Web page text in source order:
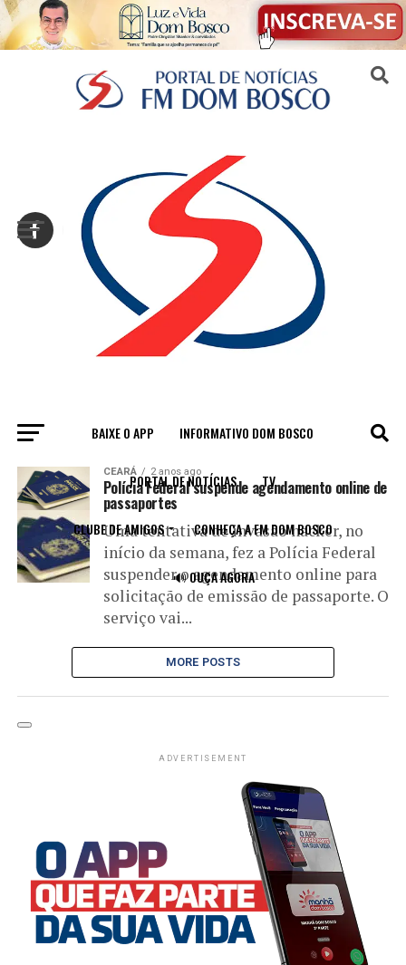
BAIXE O APP INFORMATIVO DOM BOSCO
PORTAL DE NOTÍCIAS TV
CLUBE DE AMIGOS CONHEÇA A FM DOM BOSCO
🔊 OUÇA AGORA
All posts tagged "passaporte"
CEARÁ 2 anos ago
Polícia Federal suspende agendamento online de
passaportes
Uma tentativa de invasão hacker, no
início da semana, fez a Polícia Federal
suspender o agendamento online para
solicitação de emissão de passaporte. O
serviço vai...
MORE POSTS
ADVERTISEMENT
Sair da versão mobile